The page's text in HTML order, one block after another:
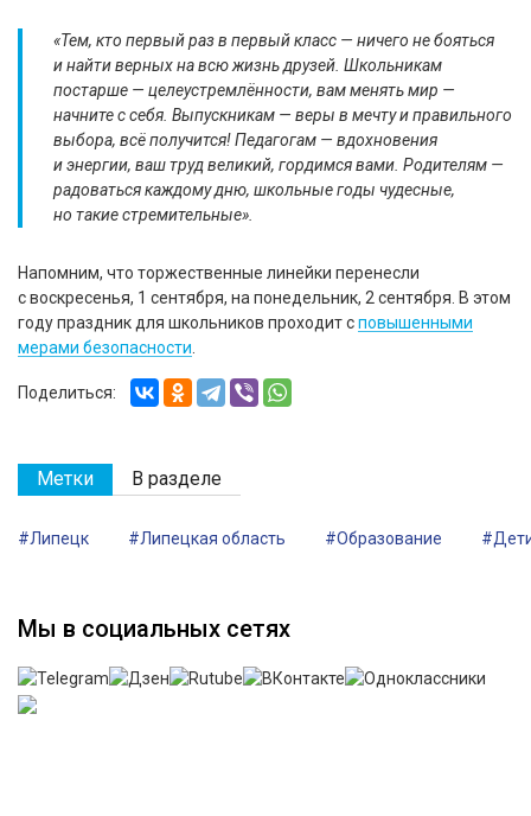
«Тем, кто первый раз в первый класс — ничего не бояться
и найти верных на всю жизнь друзей. Школьникам
постарше — целеустремлённости, вам менять мир —
начните с себя. Выпускникам — веры в мечту и правильного
выбора, всё получится! Педагогам — вдохновения
и энергии, ваш труд великий, гордимся вами. Родителям —
радоваться каждому дню, школьные годы чудесные,
но такие стремительные».
Напомним, что торжественные линейки перенесли
с воскресенья, 1 сентября, на понедельник, 2 сентября. В этом
году праздник для школьников проходит сповышенными
мерами безопасности
Поделиться:
Метки В разделе
#Липецк #Липецкая область #Образование
Мы в социальных сетях